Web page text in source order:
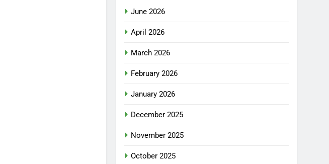
June 2026
April 2026
March 2026
February 2026
January 2026
December 2025
November 2025
October 2025